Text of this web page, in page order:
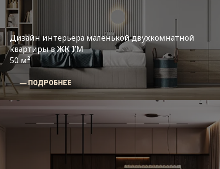
Дизайн интерьера маленькой двухкомнатной
квартиры в ЖК I’M
50 м²
― ПОДРОБНЕЕ